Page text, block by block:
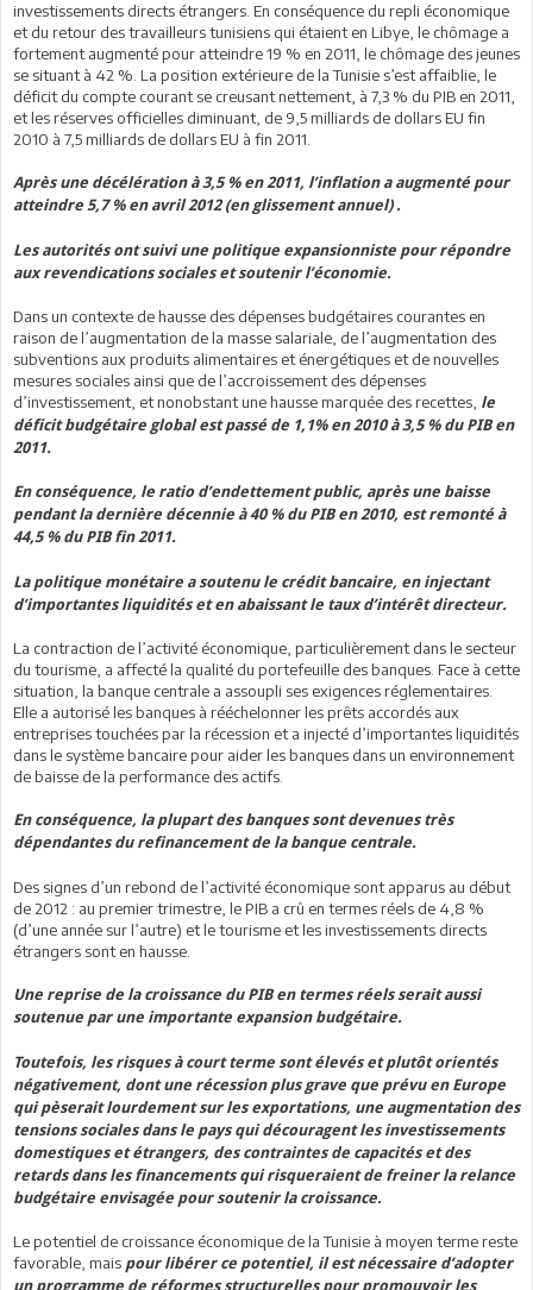
investissements directs étrangers. En conséquence du repli économique
et du retour des travailleurs tunisiens qui étaient en Libye, le chômage a
fortement augmenté pour atteindre 19 % en 2011, le chômage des jeunes
se situant à 42 %. La position extérieure de la Tunisie s’est affaiblie, le
déficit du compte courant se creusant nettement, à 7,3 % du PIB en 2011,
et les réserves officielles diminuant, de 9,5 milliards de dollars EU fin
2010 à 7,5 milliards de dollars EU à fin 2011.
Après une décélération à 3,5 % en 2011, l’inflation a augmenté pour
atteindre 5,7 % en avril 2012 (en glissement annuel) .
Les autorités ont suivi une politique expansionniste pour répondre
aux revendications sociales et soutenir l’économie.
Dans un contexte de hausse des dépenses budgétaires courantes en
raison de l’augmentation de la masse salariale, de l’augmentation des
subventions aux produits alimentaires et énergétiques et de nouvelles
mesures sociales ainsi que de l’accroissement des dépenses
d’investissement, et nonobstant une hausse marquée des recettes, le
déficit budgétaire global est passé de 1,1% en 2010 à 3,5 % du PIB en
2011.
En conséquence, le ratio d’endettement public, après une baisse
pendant la dernière décennie à 40 % du PIB en 2010, est remonté à
44,5 % du PIB fin 2011.
La politique monétaire a soutenu le crédit bancaire, en injectant
d’importantes liquidités et en abaissant le taux d’intérêt directeur.
La contraction de l’activité économique, particulièrement dans le secteur
du tourisme, a affecté la qualité du portefeuille des banques. Face à cette
situation, la banque centrale a assoupli ses exigences réglementaires.
Elle a autorisé les banques à rééchelonner les prêts accordés aux
entreprises touchées par la récession et a injecté d’importantes liquidités
dans le système bancaire pour aider les banques dans un environnement
de baisse de la performance des actifs.
En conséquence, la plupart des banques sont devenues très
dépendantes du refinancement de la banque centrale.
Des signes d’un rebond de l’activité économique sont apparus au début
de 2012 : au premier trimestre, le PIB a crû en termes réels de 4,8 %
(d’une année sur l’autre) et le tourisme et les investissements directs
étrangers sont en hausse.
Une reprise de la croissance du PIB en termes réels serait aussi
soutenue par une importante expansion budgétaire.
Toutefois, les risques à court terme sont élevés et plutôt orientés
négativement, dont une récession plus grave que prévu en Europe
qui pèserait lourdement sur les exportations, une augmentation des
tensions sociales dans le pays qui découragent les investissements
domestiques et étrangers, des contraintes de capacités et des
retards dans les financements qui risqueraient de freiner la relance
budgétaire envisagée pour soutenir la croissance.
Le potentiel de croissance économique de la Tunisie à moyen terme reste
favorable, mais pour libérer ce potentiel, il est nécessaire d’adopter
un programme de réformes structurelles pour promouvoir les